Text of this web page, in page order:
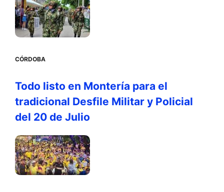
CÓRDOBA
Todo listo en Montería para el
tradicional Desfile Militar y Policial
del 20 de Julio